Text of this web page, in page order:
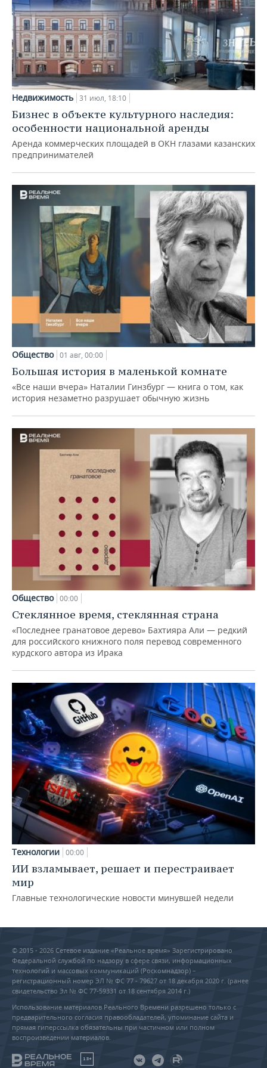
Недвижимость 31 июл, 18:10
Бизнес в объекте культурного наследия:
особенности национальной аренды
Аренда коммерческих площадей в ОКН глазами казанских
предпринимателей
Общество 01 авг, 00:00
Большая история в маленькой комнате
«Все наши вчера» Наталии Гинзбург — книга о том, как
история незаметно разрушает обычную жизнь
Общество 00:00
Стеклянное время, стеклянная страна
«Последнее гранатовое дерево» Бахтияра Али — редкий
для российского книжного поля перевод современного
курдского автора из Ирака
Технологии 00:00
ИИ взламывает, решает и перестраивает
мир
Главные технологические новости минувшей недели
© 2015 - 2026 Сетевое издание «Реальное время» Зарегистрировано
Федеральной службой по надзору в сфере связи, информационных
технологий и массовых коммуникаций (Роскомнадзор) –
регистрационный номер ЭЛ № ФС 77 - 79627 от 18 декабря 2020 г. (ранее
свидетельство Эл № ФС 77-59331 от 18 сентября 2014 г.)
Использование материалов Реального Времени разрешено только с
предварительного согласия правообладателей, упоминание сайта и
прямая гиперссылка обязательны при частичном или полном
воспроизведении материалов.
18+